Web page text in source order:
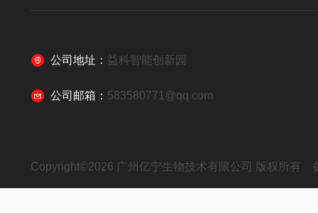
公司地址： 益科智能创新园
公司邮箱： 583580771@qq.com
Copyright©2026 广州亿宁生物技术有限公司 版权所有